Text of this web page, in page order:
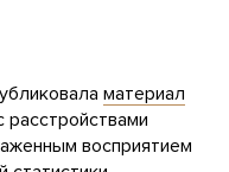
материал
восприятием